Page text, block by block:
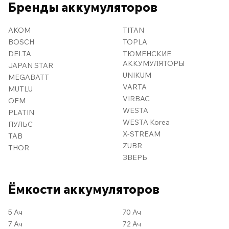
Бренды аккумуляторов
AKOM
BOSCH
DELTA
JAPAN STAR
MEGABATT
MUTLU
OEM
PLATIN
ПУЛЬС
TAB
THOR
TITAN
TOPLA
ТЮМЕНСКИЕ
АККУМУЛЯТОРЫ
UNIKUM
VARTA
VIRBAC
WESTA
WESTA Korea
X-STREAM
ZUBR
ЗВЕРЬ
Ёмкости аккумуляторов
5 Ач
7 Ач
70 Ач
72 Ач